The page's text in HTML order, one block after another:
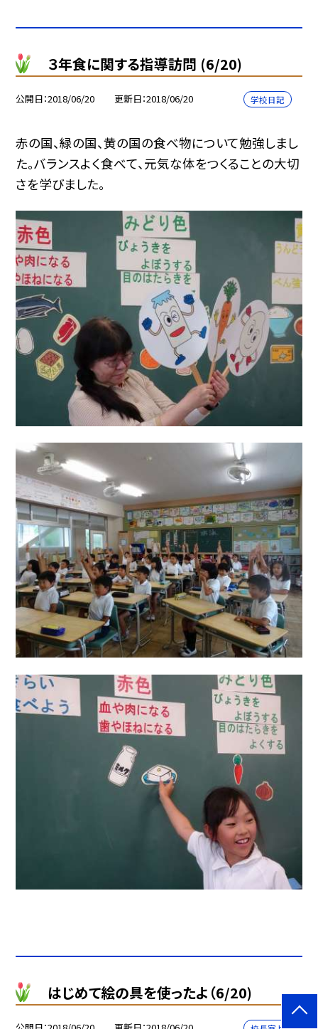
３年食に関する指導訪問 (6/20)
公開日 2018/06/20 更新日 2018/06/20 学校日記
赤の国、緑の国、黄の国の食べ物について勉強しまし
た。バランスよく食べて、元気な体をつくることの大切
さを学びました。
はじめて絵の具を使ったよ（6/20)